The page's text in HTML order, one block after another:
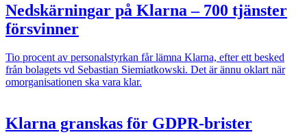
Nedskärningar på Klarna – 700 tjänster
försvinner
Tio procent av personalstyrkan får lämna Klarna, efter ett besked
från bolagets vd Sebastian Siemiatkowski. Det är ännu oklart när
omorganisationen ska vara klar.
Klarna granskas för GDPR-brister